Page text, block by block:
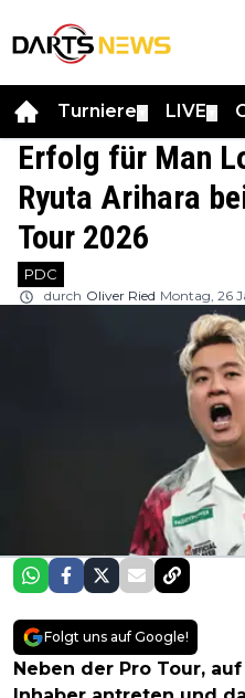
Turniere LIVE
Erfolg für Man
Ryuta Arihara
Tour 2026
PDC
durch Oliver Ried Montag, 26
Folgt uns auf Google!
Neben der Pro Tour,